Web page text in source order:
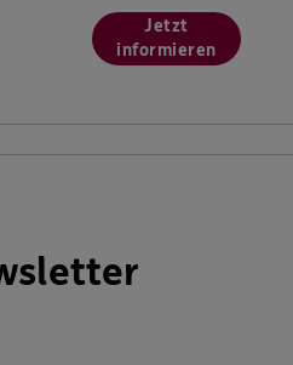
Jetzt
informieren